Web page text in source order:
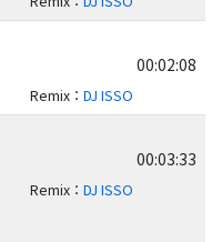
00:02:08
Remix： DJ ISSO
00:03:33
Remix： DJ ISSO